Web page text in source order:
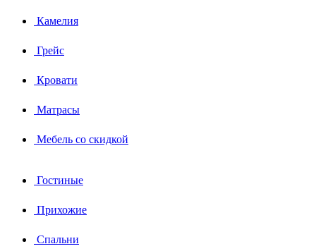
Камелия
Грейс
Кровати
Матрасы
Мебель со скидкой
Гостиные
Прихожие
Спальни